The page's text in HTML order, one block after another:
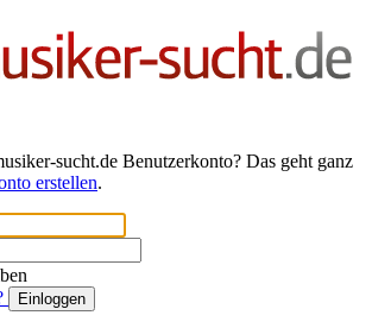
sucht.de Benutzerkonto? Das geht ganz
erstellen.
Einloggen